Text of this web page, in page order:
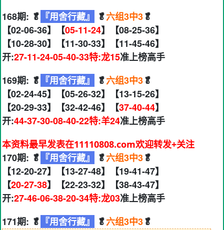
168期: 🥬 『用舍行藏』 🥬六组3中3🥬
【02-06-36】【05-11-24】【08-25-36】
【10-28-30】【11-30-33】【11-45-46】
开:27-11-24-05-40-33特:龙15准上榜高手
169期: 🥬 『用舍行藏』 🥬六组3中3🥬
【02-24-45】【05-26-32】【13-15-26】
【20-29-33】【32-42-46】【37-40-44】
开:44-37-30-08-40-22特:羊24准上榜高手
本资料最早发表在11110808.com欢迎转发+关注
170期: 🥬 『用舍行藏』 🥬六组3中3🥬
【12-20-27】【13-27-48】【19-41-47】
【20-27-38】【22-23-32】【38-43-47】
开:27-46-06-38-20-34特:龙03准上榜高手
171期: 🥬 『用舍行藏』 🥬六组3中3🥬